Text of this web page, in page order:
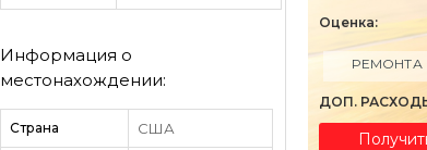
Информация о
местонахождении:
Страна США
Оценка:
РЕМОНТА
ДОП.